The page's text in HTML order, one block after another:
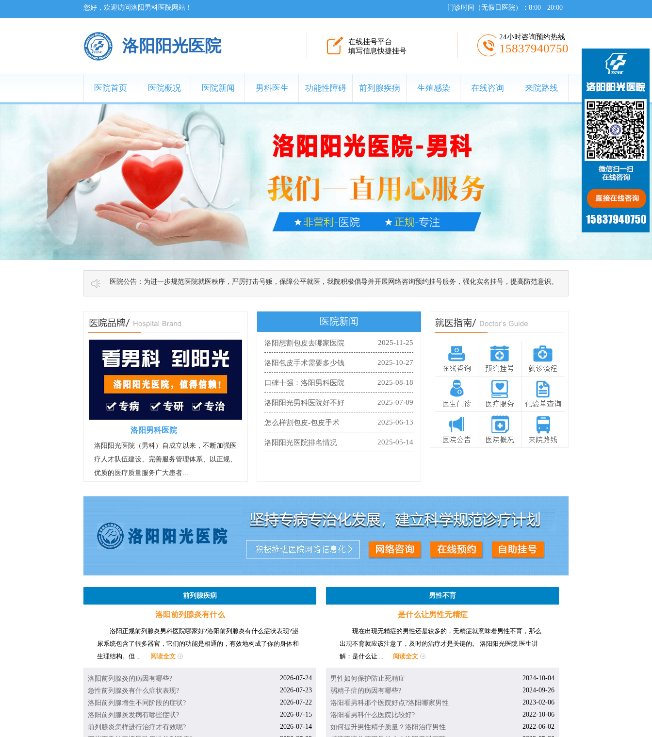
您好，欢迎访问洛阳男科医院网站！ 门诊时间（无假日医院）：8:00 - 20:00
洛阳阳光医院
在线挂号平台
填写信息快捷挂号
24小时咨询预约热线
15837940750
医院首页 医院概况 医院新闻 男科医生 功能性障碍 前列腺疾病 生殖感染 在线咨询 来院路线
医院公告：为进一步规范医院就医秩序，严厉打击号贩，保障公平就医，我院积极倡导并开展网络咨询预约挂号服务，强化实名挂号，提高防范意识。
洛阳男科医院
洛阳阳光医院（男科）自成立以来，不断加强医
疗人才队伍建设、完善服务管理体系、以正规、
优质的医疗质量服务广大患者...
医院新闻
洛阳想割包皮去哪家医院 2025-11-25
洛阳包皮手术需要多少钱 2025-10-27
口碑十强：洛阳男科医院 2025-08-18
洛阳阳光男科医院好不好 2025-07-09
怎么样割包皮-包皮手术 2025-06-13
洛阳阳光医院排名情况 2025-05-14
前列腺疾病
洛阳前列腺炎有什么
洛阳正规前列腺炎男科医院哪家好?洛阳前列腺炎有什么症状表现?泌
尿系统包含了很多器官，它们的功能是相通的，有效地构成了你的身体和
生理结构。但 ...
阅读全文
洛阳前列腺炎的病因有哪些?
2026-07-24
急性前列腺炎有什么症状表现?
2026-07-23
洛阳前列腺增生不同阶段的症状?
2026-07-22
洛阳前列腺炎发病有哪些症状?
2026-07-15
前列腺炎怎样进行治疗才有效呢?
2026-07-14
男性不育
是什么让男性无精症
现在出现无精症的男性还是较多的，无精症就意味着男性不育，那么
出现不育就应该注意了，及时的治疗才是关键的。 洛阳阳光医院 医生讲
解：是什么让 ...
阅读全文
男性如何保护防止死精症
2024-10-04
弱精子症的病因有哪些?
2024-09-26
洛阳看男科那个医院好点?洛阳哪家男性
2023-02-06
洛阳看男科什么医院比较好?
2022-10-06
如何提升男性精子质量？洛阳治疗男性
2022-06-02